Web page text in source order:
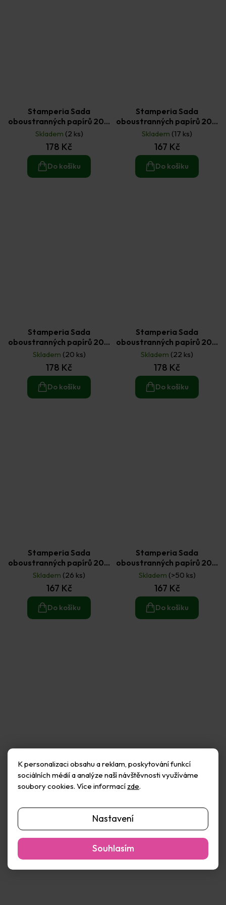
K personalizaci obsahu a reklam, poskytování funkcí
sociálních médií a analýze naší návštěvnosti využíváme
soubory cookies. Více informací zde.
Nastavení
Souhlasím
Stamperia Sada
oboustranných papírů 20 ×
20 cm Brocante Antiques
(10ks)
Skladem (2 ks)
178 Kč
Do košíku
Stamperia Sada
oboustranných papírů 20 ×
20 cm Candy Christmas
(10ks)
Skladem (17 ks)
167 Kč
Do košíku
Stamperia Sada
oboustranných papírů 20 ×
20 cm Daisy Art 10 ks
Skladem (20 ks)
178 Kč
Do košíku
Stamperia Sada
oboustranných papírů 20 ×
20 cm Daisy Art č.1 10 ks
Skladem (22 ks)
178 Kč
Do košíku
Stamperia Sada
oboustranných papírů 20 ×
20 cm Family (10 ks)
Skladem (26 ks)
167 Kč
Do košíku
Stamperia Sada
oboustranných papírů 20 ×
20 cm Furry Friends (10ks)
Skladem (>50 ks)
167 Kč
Do košíku
Stamperia Sada
oboustranných papírů 20 ×
20 cm Golden harmony
160 Kč
Do košíku
Stamperia Sada
oboustranných papírů 20 ×
20 cm Gotika (10ks)
167 Kč
Do košíku